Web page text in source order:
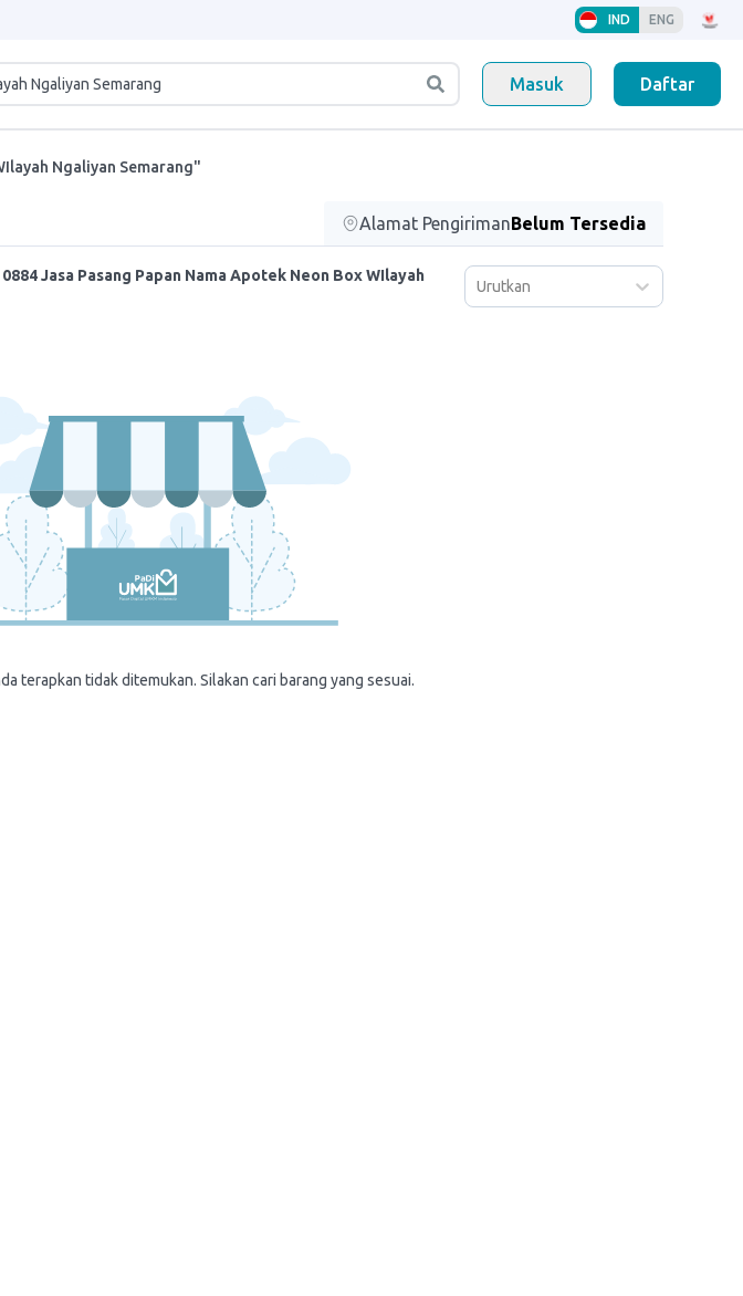
IND ENG
Masuk Daftar
Ngaliyan Semarang"
Alamat PengirimanBelum Tersedia
0884 Jasa Pasang Papan Nama Apotek Neon Box WIlayah
Urutkan
terapkan tidak ditemukan. Silakan cari barang yang sesuai.